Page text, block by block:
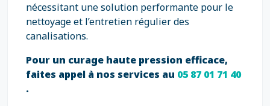
nécessitant une solution performante pour le
nettoyage et l’entretien régulier des
canalisations.
Pour un curage haute pression efficace,
faites appel à nos services au 05 87 01 71 40
.